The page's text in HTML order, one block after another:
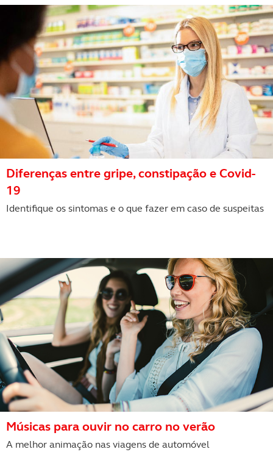
Diferenças entre gripe, constipação e Covid-
19
Identifique os sintomas e o que fazer em caso de suspeitas
Músicas para ouvir no carro no verão
A melhor animação nas viagens de automóvel